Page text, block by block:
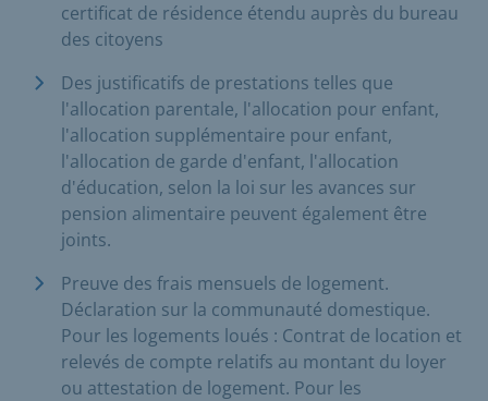
certificat de résidence étendu auprès du bureau
des citoyens
Des justificatifs de prestations telles que
l'allocation parentale, l'allocation pour enfant,
l'allocation supplémentaire pour enfant,
l'allocation de garde d'enfant, l'allocation
d'éducation, selon la loi sur les avances sur
pension alimentaire peuvent également être
joints.
Preuve des frais mensuels de logement.
Déclaration sur la communauté domestique.
Pour les logements loués : Contrat de location et
relevés de compte relatifs au montant du loyer
ou attestation de logement. Pour les